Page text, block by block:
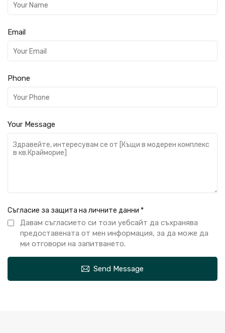
Email
Phone
Your Message
Съгласие за защита на личните данни *
Давам съгласието си този уебсайт да съхранява
предоставената от мен информация, за да може да
ми отговори на запитването.
Send Message